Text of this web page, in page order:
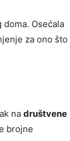
Osećala
za ono što
na društvene
brojne